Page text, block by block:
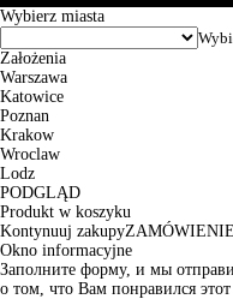
Wybierz miasta
Założenia
Warszawa
Katowice
Poznan
Krakow
Wroclaw
Lodz
PODGLĄD
Produkt w koszyku
Kontynuuj zakupyZAMÓWIENIE
Okno informacyjne
Заполните форму, и мы
о том, что Вам понравился этот